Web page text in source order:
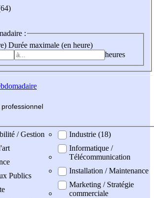
:
Durée maximale (en heure)
heures
professionnel
/ Gestion
Publics
Industrie (18)
Informatique /
Télécommunication
Installation / Maintenance
Marketing / Stratégie
commerciale